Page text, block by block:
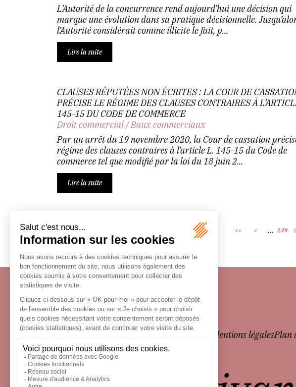
L’Autorité de la concurrence rend aujourd’hui une décision qui
marque une évolution dans sa pratique décisionnelle.
l’Autorité considérait comme illicite le fait, p...
Lire la suite
CLAUSES RÉPUTÉES NON ÉCRITES : LA COUR DE
PRÉCISE LE RÉGIME DES CLAUSES CONTRAIRES À
145-15 DU CODE DE COMMERCE
Droit commercial/Baux commerciaux
Par un arrêt du 19 novembre 2020, la Cour de cassation
régime des clauses contraires à l’article L. 145-15 du Code de
commerce tel que modifié par la loi du 18 juin 2...
Lire la suite
<< < ... 239
Écosystème Mentions légalesPlan